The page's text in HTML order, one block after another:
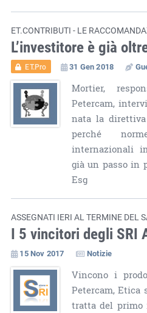
ET.CONTRIBUTI - LE
L’investitore è già
ET.Pro 31 Gen 2018
Mortier,
Petercam,
nata la
perché
internazionali
già un passo in
Esg
ASSEGNATI IERI AL TERMINE DEL
I 5 vincitori degli SRI
15 Nov 2017 Notizie
Vincono i
Petercam, Etica
tratta del primo